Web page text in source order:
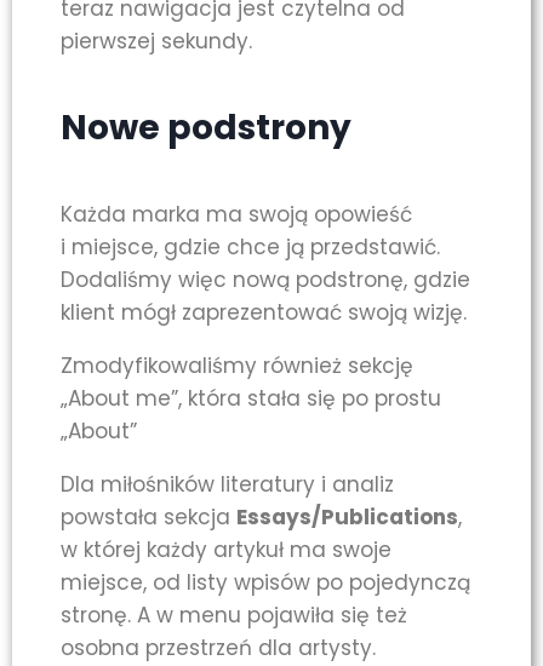
teraz nawigacja jest czytelna od
pierwszej sekundy.
Nowe podstrony
Każda marka ma swoją opowieść
i miejsce, gdzie chce ją przedstawić.
Dodaliśmy więc nową podstronę, gdzie
klient mógł zaprezentować swoją wizję.
Zmodyfikowaliśmy również sekcję
„About me”, która stała się po prostu
„About”
Dla miłośników literatury i analiz
powstała sekcja Essays/Publications,
w której każdy artykuł ma swoje
miejsce, od listy wpisów po pojedynczą
stronę. A w menu pojawiła się też
osobna przestrzeń dla artysty.